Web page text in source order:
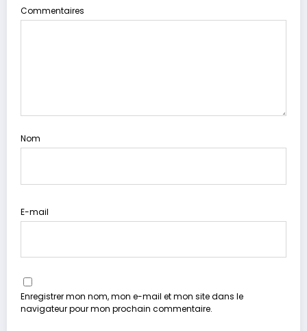
Commentaires
Nom
E-mail
Enregistrer mon nom, mon e-mail et mon site dans le
navigateur pour mon prochain commentaire.